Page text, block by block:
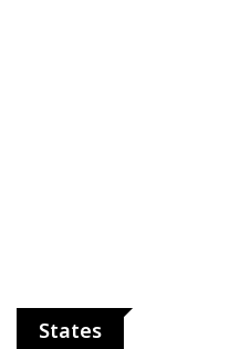
States